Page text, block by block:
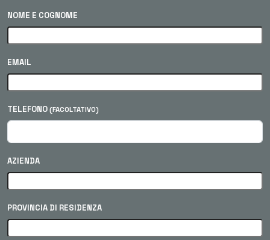
NOME E COGNOME
EMAIL
TELEFONO (FACOLTATIVO)
AZIENDA
PROVINCIA DI RESIDENZA